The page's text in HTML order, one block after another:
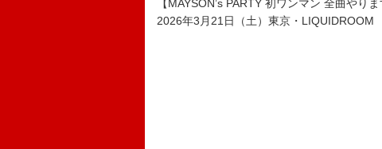
【MAYSON’s PARTY 初ワンマン 全曲やり
2026年3月21日（土）東京・LIQUIDROOM